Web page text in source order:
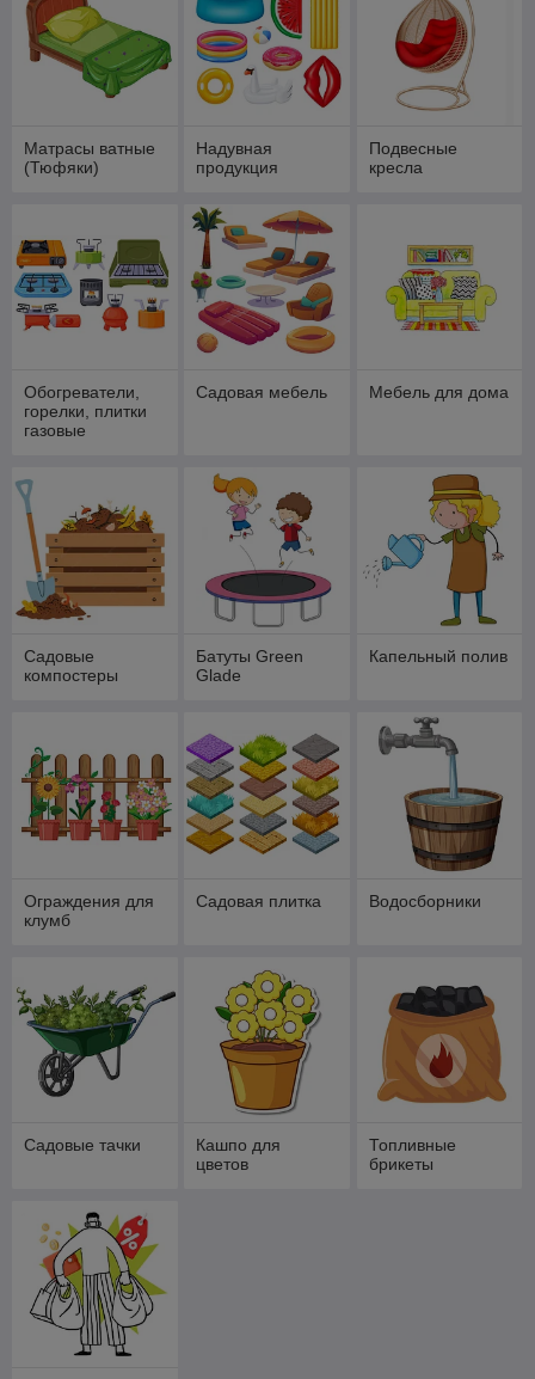
Матрасы ватные
(Тюфяки)
Надувная
продукция
Подвесные
кресла
Обогреватели,
горелки, плитки
газовые
Садовая мебель Мебель для дома
Садовые
компостеры
Батуты Green
Glade
Капельный полив
Ограждения для
клумб
Садовая плитка Водосборники
Садовые тачки
Кашпо для
цветов
Топливные
брикеты